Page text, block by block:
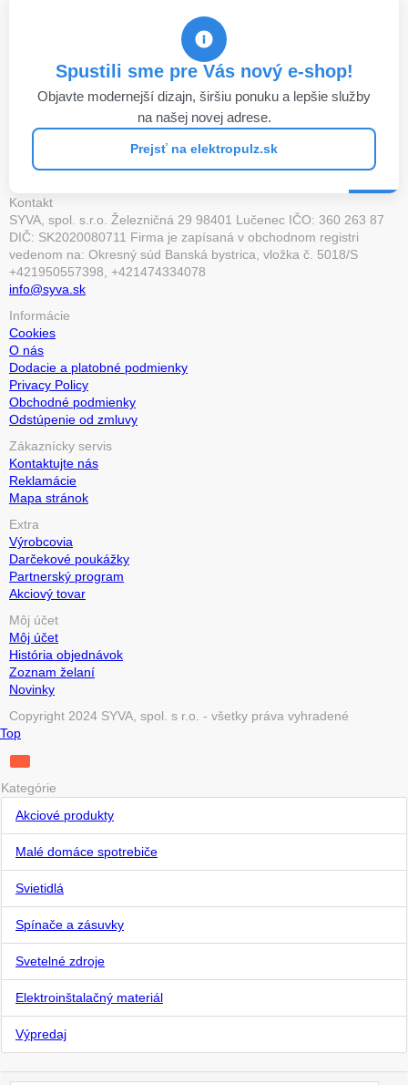
Spustili sme pre Vás nový e-shop!
Objavte modernejší dizajn, širšiu ponuku a lepšie služby
na našej novej adrese.
Prejsť na elektropulz.sk
Kontakt
SYVA, spol. s.r.o. Železničná 29 98401 Lučenec IČO: 360 263 87
DIČ: SK2020080711 Firma je zapísaná v obchodnom registri
vedenom na: Okresný súd Banská bystrica, vložka č. 5018/S
+421950557398, +421474334078
info@syva.sk
Informácie
Cookies
O nás
Dodacie a platobné podmienky
Privacy Policy
Obchodné podmienky
Odstúpenie od zmluvy
Zákaznícky servis
Kontaktujte nás
Reklamácie
Mapa stránok
Extra
Výrobcovia
Darčekové poukážky
Partnerský program
Akciový tovar
Môj účet
Môj účet
História objednávok
Zoznam želaní
Novinky
Copyright 2024 SYVA, spol. s r.o. - všetky práva vyhradené
Top
Kategórie
Akciové produkty
Malé domáce spotrebiče
Svietidlá
Spínače a zásuvky
Svetelné zdroje
Elektroinštalačný materiál
Výpredaj